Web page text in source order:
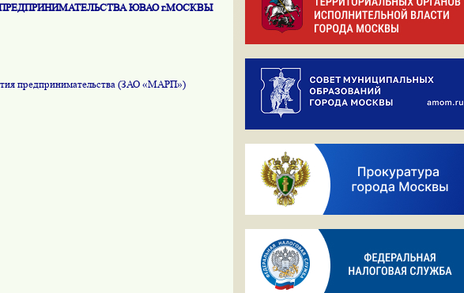
ЮВАО г.МОСКВЫ
предпринимательства (ЗАО «МАРП»)